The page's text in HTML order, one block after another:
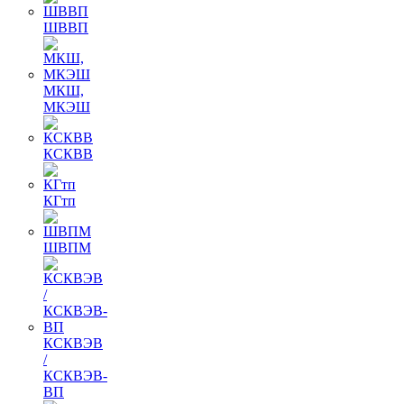
ШВВП
МКШ,
МКЭШ
КСКВВ
КГтп
ШВПМ
КСКВЭВ
/
КСКВЭВ-
ВП